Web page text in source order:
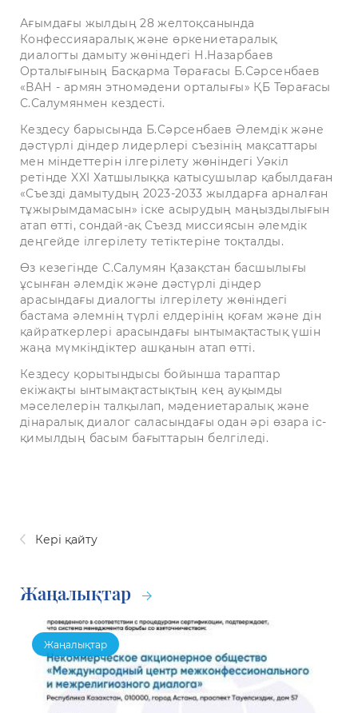
Ағымдағы жылдың 28 желтоқсанында
Конфессияаралық және өркениетаралық
диалогты дамыту жөніндегі Н.Назарбаев
Орталығының Басқарма Төрағасы Б.Сәрсенбаев
«ВАН - армян этномәдени орталығы» ҚБ Төрағасы
С.Салумянмен кездесті.
Кездесу барысында Б.Сәрсенбаев Әлемдік және
дәстүрлі діндер лидерлері съезінің мақсаттары
мен міндеттерін ілгерілету жөніндегі Уәкіл
ретінде XXI Хатшылыққа қатысушылар қабылдаған
«Съезді дамытудың 2023-2033 жылдарға арналған
тұжырымдамасын» іске асырудың маңыздылығын
атап өтті, сондай-ақ Съезд миссиясын әлемдік
деңгейде ілгерілету тетіктеріне тоқталды.
Өз кезегінде С.Салумян Қазақстан басшылығы
ұсынған әлемдік және дәстүрлі діндер
арасындағы диалогты ілгерілету жөніндегі
бастама әлемнің түрлі елдерінің қоғам және дін
қайраткерлері арасындағы ынтымақтастық үшін
жаңа мүмкіндіктер ашқанын атап өтті.
Кездесу қорытындысы бойынша тараптар
екіжақты ынтымақтастықтың кең ауқымды
мәселелерін талқылап, мәдениетаралық және
дінаралық диалог саласындағы одан әрі өзара іс-
қимылдың басым бағыттарын белгіледі.
Кері қайту
Жаңалықтар
Жаңалықтар